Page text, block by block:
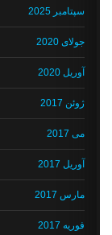
سپتامبر 2025
جولای 2020
آوریل 2020
ژوئن 2017
می 2017
آوریل 2017
مارس 2017
فوریه 2017